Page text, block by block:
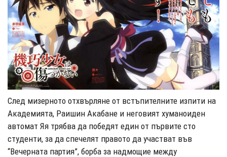
След мизерното отхвърляне от встъпителните изпити на
Академията, Раишин Акабане и неговият хуманоиден
автомат Яя трябва да победят един от първите сто
студенти, за да спечелят правото да участват във
“Вечерната партия”, борба за надмощие между